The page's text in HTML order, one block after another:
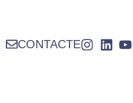
CONTACTE